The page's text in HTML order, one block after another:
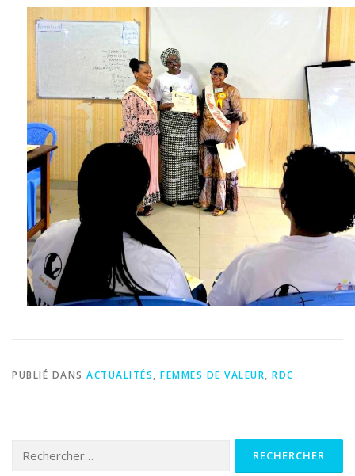
PUBLIÉ DANS ACTUALITÉS, FEMMES DE VALEUR, RDC